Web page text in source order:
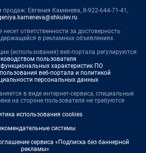
продаж: Евгения Каменева, 8-922-644-71-41,
несет ответственности за достоверность
в рекламных объявлениях.
(использования) веб-портала регулируются:
пользователя
характеристик ПО
веб-портала и политикой
персональных данных
в виде интернет-сервиса, специальные
на стороне пользователя не требуются
использования cookies
системы
сервиса «Подписка без баннерной
рекламы»